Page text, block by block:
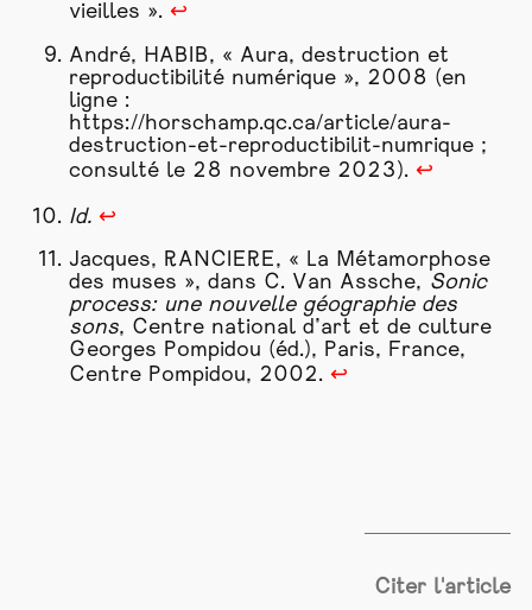
vieilles ». ↩
André, HABIB, « Aura, destruction et
reproductibilité numérique », 2008 (en
ligne :
https://horschamp.qc.ca/article/aura-
destruction-et-reproductibilit-numrique;
consulté le 28 novembre 2023). ↩
Id. ↩
Jacques, RANCIERE, « La Métamorphose
des muses », dans C. Van Assche, Sonic
process: une nouvelle géographie des
sons, Centre national d’art et de culture
Georges Pompidou (éd.), Paris, France,
Centre Pompidou, 2002. ↩
Citer l'article